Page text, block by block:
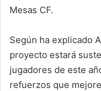
Mesas CF.
Según ha explicado
proyecto estará
jugadores de este
refuerzos que